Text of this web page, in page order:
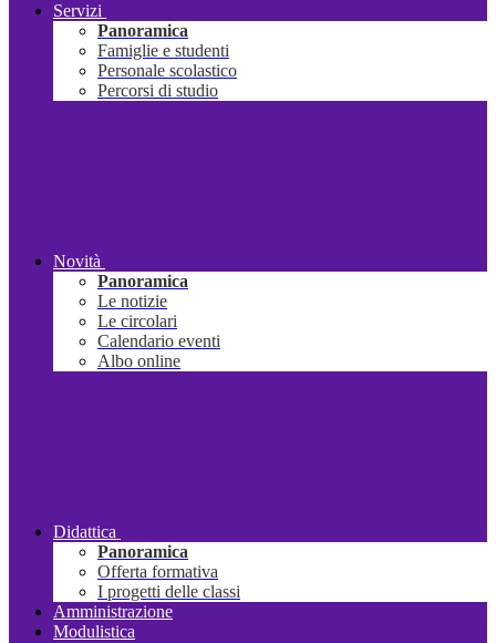
Servizi
Panoramica
Famiglie e studenti
Personale scolastico
Percorsi di studio
Novità
Panoramica
Le notizie
Le circolari
Calendario eventi
Albo online
Didattica
Panoramica
Offerta formativa
I progetti delle classi
Amministrazione
Modulistica